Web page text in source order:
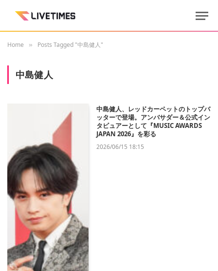
Home » Posts Tagged "中島健人"
中島健人
中島健人、レッドカーペットのトップバ
ッターで登場。アンバサダー＆公式イン
タビュアーとして『MUSIC AWARDS
JAPAN 2026』を彩る
2026/06/15 18:15